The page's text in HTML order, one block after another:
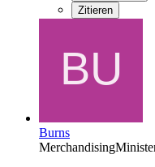
Zitieren
Burns